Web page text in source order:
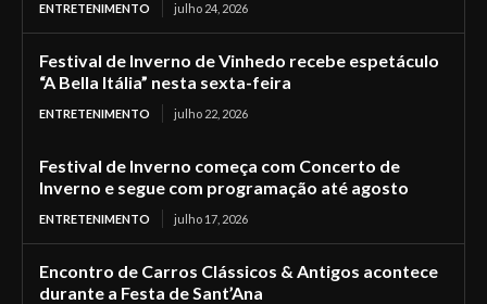
ENTRETENIMENTO julho 24, 2026
Festival de Inverno de Vinhedo recebe espetáculo
“A Bella Itália” nesta sexta-feira
ENTRETENIMENTO julho 22, 2026
Festival de Inverno começa com Concerto de
Inverno e segue com programação até agosto
ENTRETENIMENTO julho 17, 2026
Encontro de Carros Clássicos & Antigos acontece
durante a Festa de Sant’Ana